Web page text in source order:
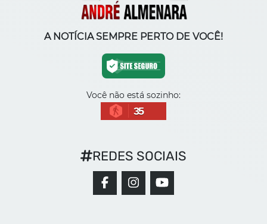
A NOTÍCIA SEMPRE PERTO DE VOCÊ!
Você não está sozinho:
35
REDES SOCIAIS